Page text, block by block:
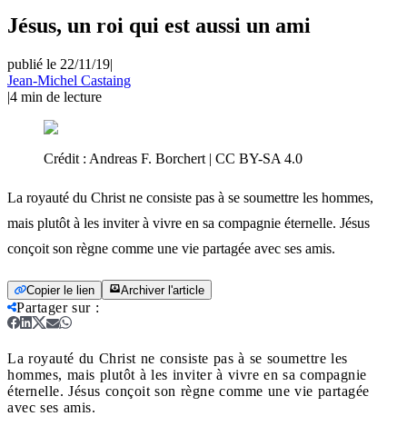
Jésus, un roi qui est aussi un ami
publié le 22/11/19|
Jean-Michel Castaing
|4 min de lecture
Crédit : Andreas F. Borchert | CC BY-SA 4.0
La royauté du Christ ne consiste pas à se soumettre les hommes,
mais plutôt à les inviter à vivre en sa compagnie éternelle. Jésus
conçoit son règne comme une vie partagée avec ses amis.
Copier le lien Archiver l'article
Partager sur:
La royauté du Christ ne consiste pas à se soumettre les
hommes, mais plutôt à les inviter à vivre en sa compagnie
éternelle. Jésus conçoit son règne comme une vie partagée
avec ses amis.